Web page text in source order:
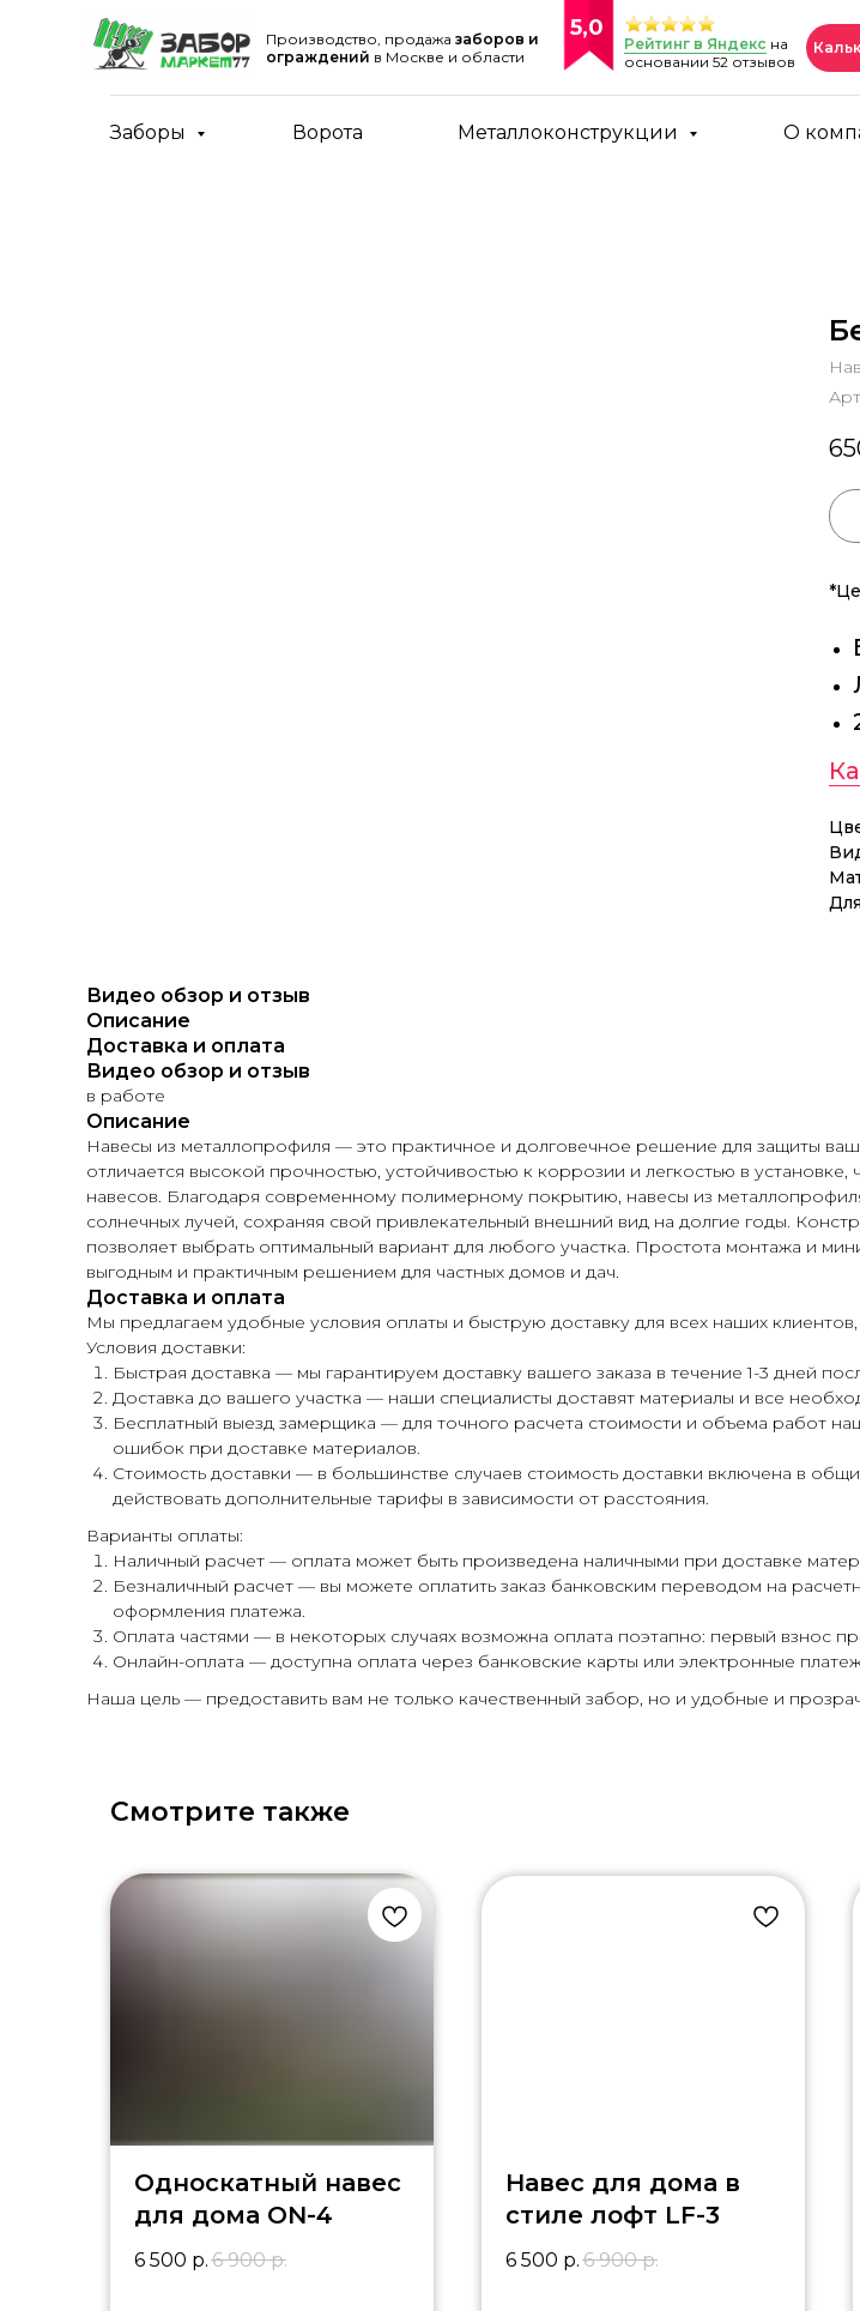
Производство, продажа заборов и
ограждений в Москве и области
5,0
Рейтинг в Яндекс на
основании 52 отзывов
Заборы Ворота Металлоконструкции О
Видео обзор и отзыв
Описание
Доставка и оплата
Видео обзор и отзыв
в работе
Описание
Навесы из металлопрофиля — это практичное и долговечное решение для защиты
отличается высокой прочностью, устойчивостью к коррозии и легкостью в
навесов. Благодаря современному полимерному покрытию, навесы из
солнечных лучей, сохраняя свой привлекательный внешний вид на долгие годы.
позволяет выбрать оптимальный вариант для любого участка. Простота монтажа и
выгодным и практичным решением для частных домов и дач.
Доставка и оплата
Мы предлагаем удобные условия оплаты и быструю доставку для всех наших
Условия доставки:
Быстрая доставка — мы гарантируем доставку вашего заказа в течение 1-3 дней
Доставка до вашего участка — наши специалисты доставят материалы и все
Бесплатный выезд замерщика — для точного расчета стоимости и объема работ
ошибок при доставке материалов.
Стоимость доставки — в большинстве случаев стоимость доставки включена в
действовать дополнительные тарифы в зависимости от расстояния.
Варианты оплаты:
Наличный расчет — оплата может быть произведена наличными при доставке
Безналичный расчет — вы можете оплатить заказ банковским переводом на
оформления платежа.
Оплата частями — в некоторых случаях возможна оплата поэтапно: первый взнос
Онлайн-оплата — доступна оплата через банковские карты или электронные
Наша цель — предоставить вам не только качественный забор, но и удобные и
Смотрите также
Односкатный навес
для дома ON-4
6 500 р. 6 900 р.
Навес для дома в
стиле лофт LF-3
6 500 р. 6 900 р.